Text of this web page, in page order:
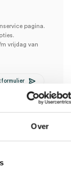
Over
pagina.
vrijdag van